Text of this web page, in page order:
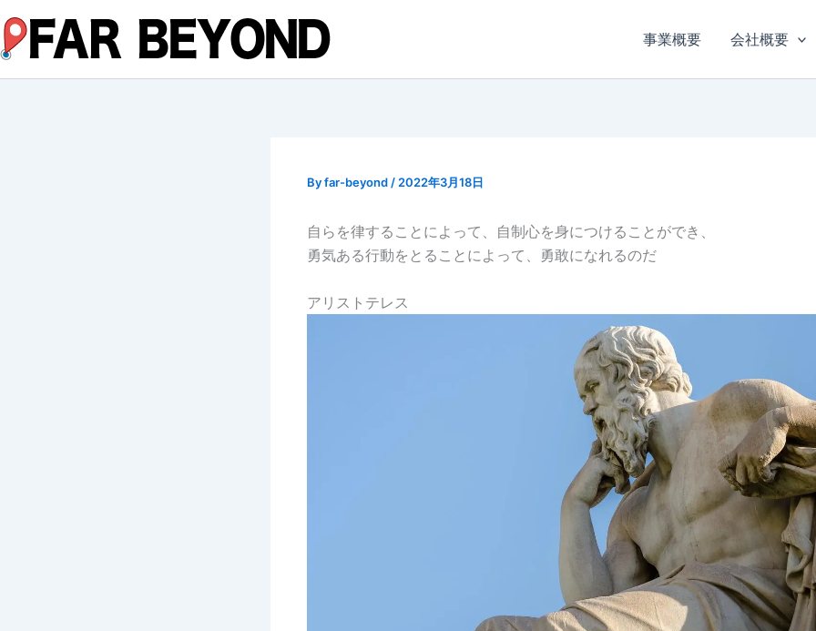
容
を
ス
事業概要 会社概要
Byfar-beyond / 2022年3月18日
自らを律することによって、自制心を身につけることができ、
勇気ある行動をとることによって、勇敢になれるのだ
アリストテレス